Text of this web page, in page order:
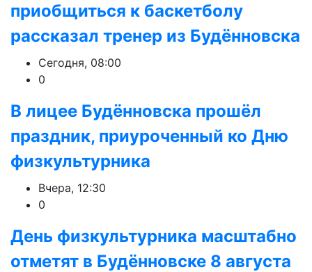
приобщиться к баскетболу
рассказал тренер из Будённовска
Сегодня, 08:00
0
В лицее Будённовска прошёл
праздник, приуроченный ко Дню
физкультурника
Вчера, 12:30
0
День физкультурника масштабно
отметят в Будённовске 8 августа